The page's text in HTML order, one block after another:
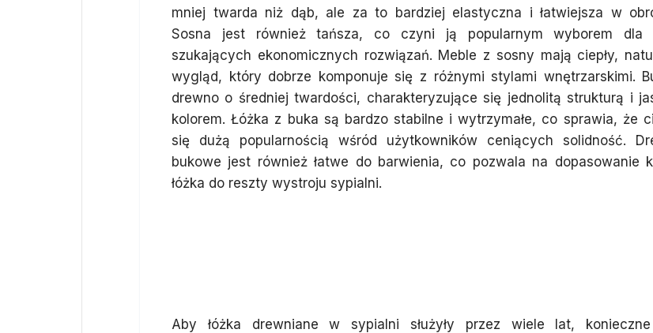
mniej twarda niż dąb, ale za to bardziej elastyczna i łatwiejsza w
Sosna jest również tańsza, co czyni ją popularnym wyborem dla
szukających ekonomicznych rozwiązań. Meble z sosny mają ciepły,
wygląd, który dobrze komponuje się z różnymi stylami wnętrzarskimi.
drewno o średniej twardości, charakteryzujące się jednolitą strukturą i
kolorem. Łóżka z buka są bardzo stabilne i wytrzymałe, co sprawia, że
się dużą popularnością wśród użytkowników ceniących solidność.
bukowe jest również łatwe do barwienia, co pozwala na dopasowanie
łóżka do reszty wystroju sypialni.
Aby łóżka drewniane w sypialni służyły przez wiele lat,